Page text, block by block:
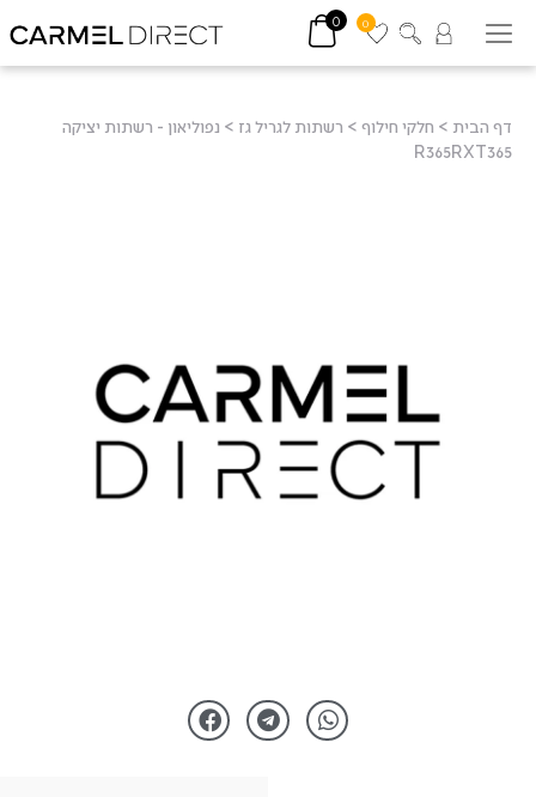
0
0
דף הבית > חלקי חילוף > רשתות לגריל גז > נפוליאון - רשתות יציקה
R365RXT365